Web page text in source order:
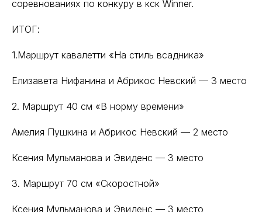
соревнованиях по конкуру в кск Winner.
ИТОГ:
1.Маршрут кавалетти «На стиль всадника»
Елизавета Нифанина и Абрикос Невский — 3 место
2. Маршрут 40 см «В норму времени»
Амелия Пушкина и Абрикос Невский — 2 место
Ксения Мульманова и Эвиденс — 3 место
3. Маршрут 70 см «Скоростной»
Ксения Мульманова и Эвиденс — 3 место